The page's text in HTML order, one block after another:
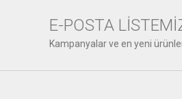
E-POSTA
Kampanyalar ve en yeni